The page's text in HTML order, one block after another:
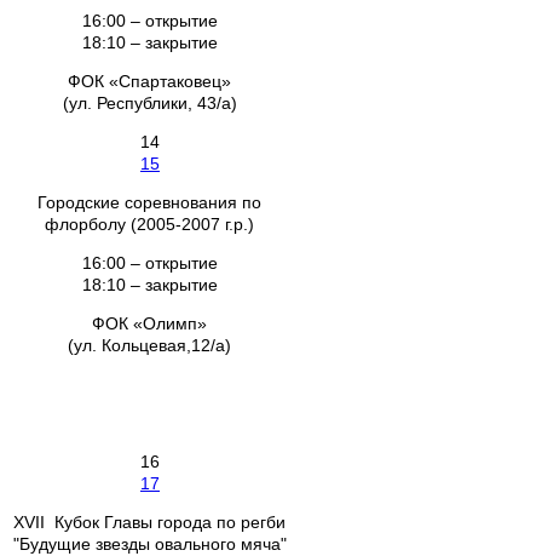
16:00 – открытие
18:10 – закрытие
ФОК «Спартаковец»
(ул. Республики, 43/а)
14
15
Городские соревнования по
флорболу (2005-2007 г.р.)
16:00 – открытие
18:10 – закрытие
ФОК «Олимп»
(ул. Кольцевая,12/а)
16
17
XVII Кубок Главы города по регби
"Будущие звезды овального мяча"